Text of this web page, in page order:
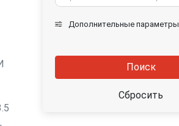
Дополнительные параметры
Поиск
Сбросить